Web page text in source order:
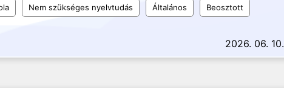
Nem szükséges nyelvtudás Általános Beosztott
2026. 06. 10.